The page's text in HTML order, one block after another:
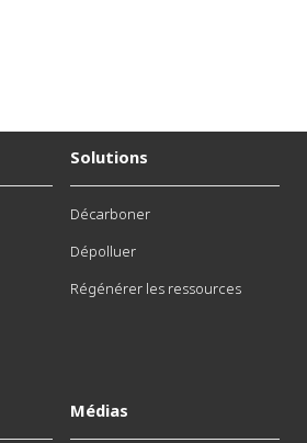
Solutions
Décarboner
Dépolluer
Régénérer les ressources
Médias